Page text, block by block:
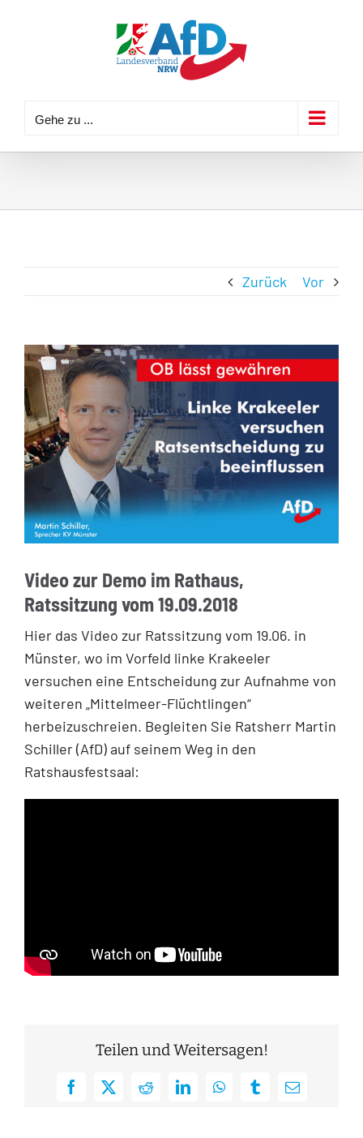
Gehe zu ...
Zurück Vor
Video zur Demo im Rathaus,
Ratssitzung vom 19.09.2018
Hier das Video zur Ratssitzung vom 19.06. in
Münster, wo im Vorfeld linke Krakeeler
versuchen eine Entscheidung zur Aufnahme von
weiteren „Mittelmeer-Flüchtlingen“
herbeizuschreien. Begleiten Sie Ratsherr Martin
Schiller (AfD) auf seinem Weg in den
Ratshausfestsaal:
Teilen und Weitersagen!
Facebook
X RedditLinkedInWhatsAppTumblrE-